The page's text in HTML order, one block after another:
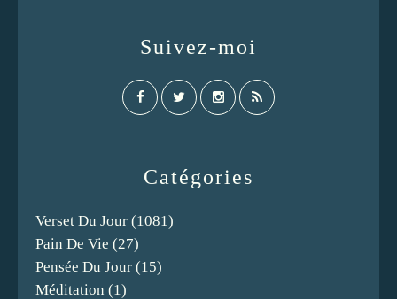
Catégories
Verset Du Jour (1081)
Pain De Vie (27)
Pensée Du Jour (15)
Méditation (1)
Suivez-moi